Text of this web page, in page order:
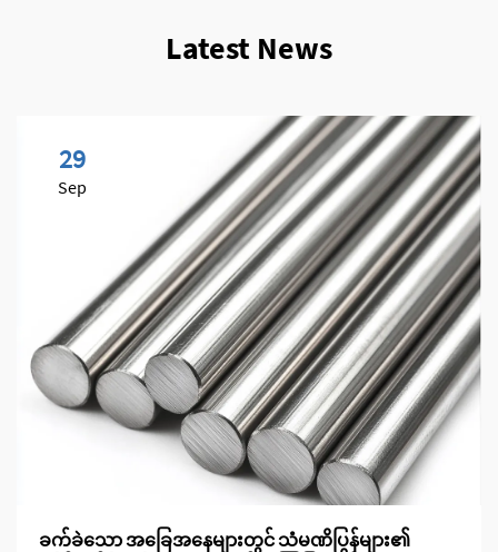
Latest News
29
Sep
ခက်ခဲသော အခြေအနေများတွင် သံမဏိပြွန်များ၏